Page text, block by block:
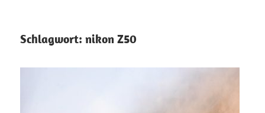
Schlagwort: nikon Z50